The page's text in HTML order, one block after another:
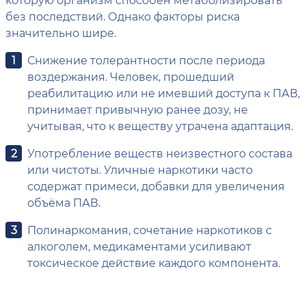
без последствий. Однако факторы риска
значительно шире.
Снижение толерантности после периода
воздержания. Человек, прошедший
реабилитацию или не имевший доступа к ПАВ,
принимает привычную ранее дозу, не
учитывая, что к веществу утрачена адаптация.
Употребление веществ неизвестного состава
или чистоты. Уличные наркотики часто
содержат примеси, добавки для увеличения
объёма ПАВ.
Полинаркомания, сочетание наркотиков с
алкоголем, медикаментами усиливают
токсическое действие каждого компонента.